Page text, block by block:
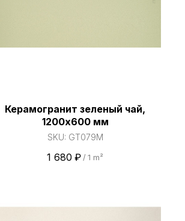
Керамогранит зеленый чай,
1200х600 мм
SKU: GT079M
1 680 ₽ / 1 m²